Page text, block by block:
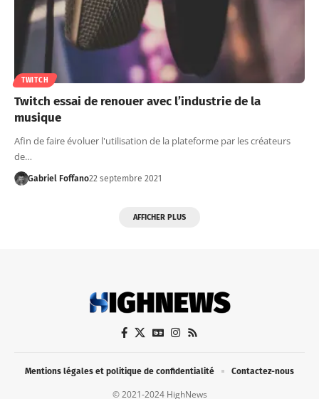
TWITCH
Twitch essai de renouer avec l’industrie de la
musique
Afin de faire évoluer l'utilisation de la plateforme par les créateurs
de…
Gabriel Foffano22 septembre 2021
AFFICHER PLUS
© 2021-2024 HighNews
Mentions légales et politique de confidentialité Contactez-nous